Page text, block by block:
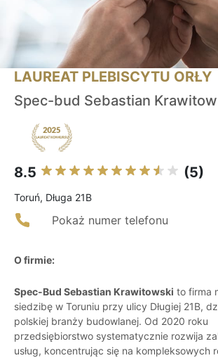
LAUREAT PLEBISCYTU ORŁY
Spec-bud Sebastian
8.5 (5)
Toruń, Długa 21B
Pokaż numer telefonu
O firmie:
Spec-Bud Sebastian Krawitowski to firma
siedzibę w Toruniu przy ulicy Długiej 21B,
polskiej branży budowlanej. Od 2020 roku
przedsiębiorstwo systematycznie rozwija
usług, koncentrując się na kompleksowych